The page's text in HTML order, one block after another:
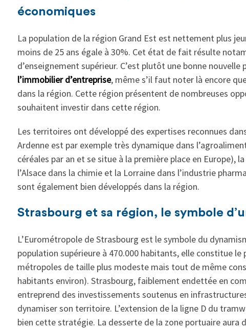
économiques
La population de la région Grand Est est nettement plus
moins de 25 ans égale à 30%. Cet état de fait résulte
d’enseignement supérieur. C’est plutôt une bonne nouvelle
l’immobilier d’entreprise, même s’il faut noter là encore
dans la région. Cette région présentent de nombreuses
souhaitent investir dans cette région.
Les territoires ont développé des expertises reconnues
Ardenne est par exemple très dynamique dans
céréales par an et se situe à la première place en Europe),
l’Alsace dans la chimie et la Lorraine dans l’industrie
sont également bien développés dans la région.
Strasbourg et sa région, le symbole
L’Eurométropole de Strasbourg est le symbole du
population supérieure à 470.000 habitants, elle constitue
métropoles de taille plus modeste mais tout de même
habitants environ). Strasbourg, faiblement endettée en
entreprend des investissements soutenus en
dynamiser son territoire. L’extension de la ligne D du
bien cette stratégie. La desserte de la zone portuaire aura